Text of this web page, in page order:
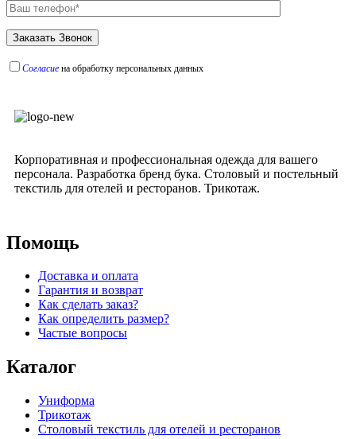
Согласие на обработку персональных данных
Корпоративная и профессиональная одежда для вашего
персонала. Разработка бренд бука. Столовый и постельный
текстиль для отелей и ресторанов. Трикотаж.
Помощь
Доставка и оплата
Гарантия и возврат
Как сделать заказ?
Как определить размер?
Частые вопросы
Каталог
Униформа
Трикотаж
Столовый текстиль для отелей и ресторанов